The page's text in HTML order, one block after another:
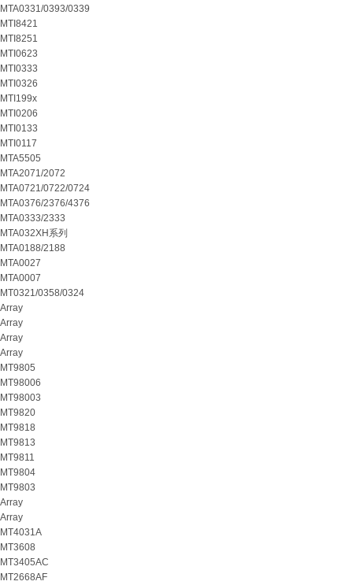
MTA0331/0393/0339
MTI8421
MTI8251
MTI0623
MTI0333
MTI0326
MTI199x
MTI0206
MTI0133
MTI0117
MTA5505
MTA2071/2072
MTA0721/0722/0724
MTA0376/2376/4376
MTA0333/2333
MTA032XH系列
MTA0188/2188
MTA0027
MTA0007
MT0321/0358/0324
Array
Array
Array
Array
MT9805
MT98006
MT98003
MT9820
MT9818
MT9813
MT9811
MT9804
MT9803
Array
Array
MT4031A
MT3608
MT3405AC
MT2668AF